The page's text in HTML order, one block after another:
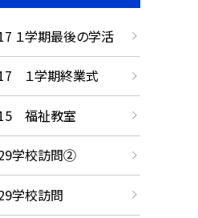
１学期最後の学活
１学期終業式
福祉教室
学校訪問②
学校訪問